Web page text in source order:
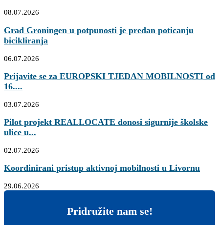
08.07.2026
Grad Groningen u potpunosti je predan poticanju
bicikliranja
06.07.2026
Prijavite se za EUROPSKI TJEDAN MOBILNOSTI od
16....
03.07.2026
Pilot projekt REALLOCATE donosi sigurnije školske
ulice u...
02.07.2026
Koordinirani pristup aktivnoj mobilnosti u Livornu
29.06.2026
Pridružite nam se!